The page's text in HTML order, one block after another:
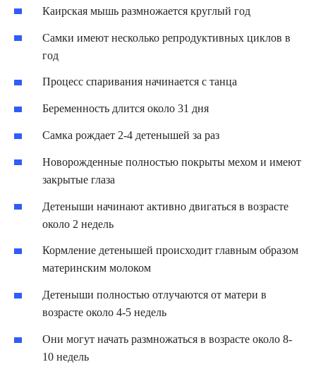
Каирская мышь размножается круглый год
Самки имеют несколько репродуктивных циклов в
год
Процесс спаривания начинается с танца
Беременность длится около 31 дня
Самка рождает 2-4 детенышей за раз
Новорожденные полностью покрыты мехом и имеют
закрытые глаза
Детеныши начинают активно двигаться в возрасте
около 2 недель
Кормление детенышей происходит главным образом
материнским молоком
Детеныши полностью отлучаются от матери в
возрасте около 4-5 недель
Они могут начать размножаться в возрасте около 8-
10 недель